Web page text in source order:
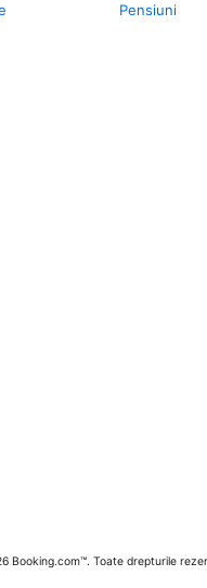
Pensiuni
Booking.com™. Toate drepturile